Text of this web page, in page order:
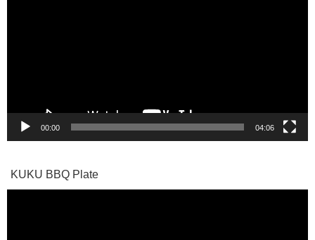
00:00 04:06
KUKU BBQ Plate